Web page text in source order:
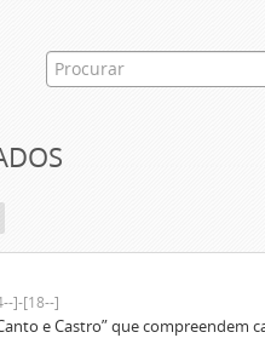
]-[18--]
e Castro” que